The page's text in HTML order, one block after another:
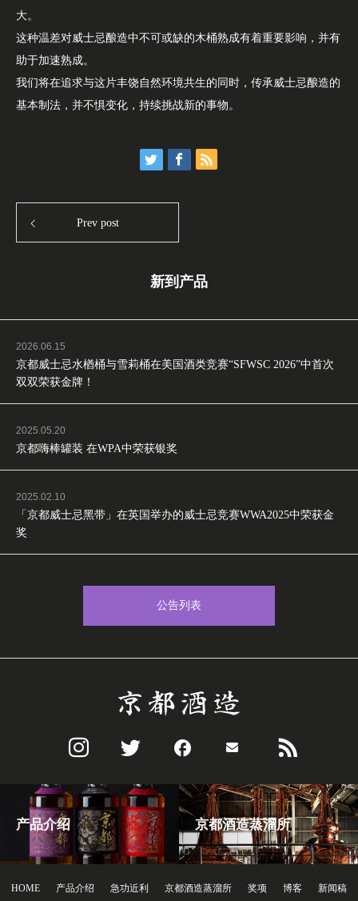
大。
这种温差对威士忌酿造中不可或缺的木桶熟成有着重要影响，并有
助于加速熟成。
我们将在追求与这片丰饶自然环境共生的同时，传承威士忌酿造的
基本制法，并不惧变化，持续挑战新的事物。
Prev post
新到产品
2026.06.15
京都威士忌水楢桶与雪莉桶在美国酒类竞赛“SFWSC 2026”中首次
双双荣获金牌！
2025.05.20
京都嗨棒罐装 在WPA中荣获银奖
2025.02.10
「京都威士忌黑带」在英国举办的威士忌竞赛WWA2025中荣获金
奖
公告列表
产品介绍 京都酒造蒸溜所
HOME 产品介绍 急功近利 京都酒造蒸溜所 奖项 博客 新闻稿